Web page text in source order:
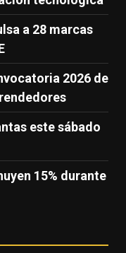
a 28 marcas
2026 de
este sábado
15% durante